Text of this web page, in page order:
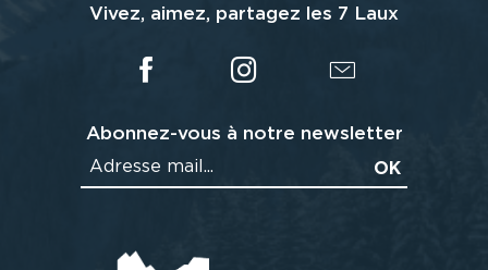
Vivez, aimez, partagez les 7 Laux
Abonnez-vous à notre newsletter